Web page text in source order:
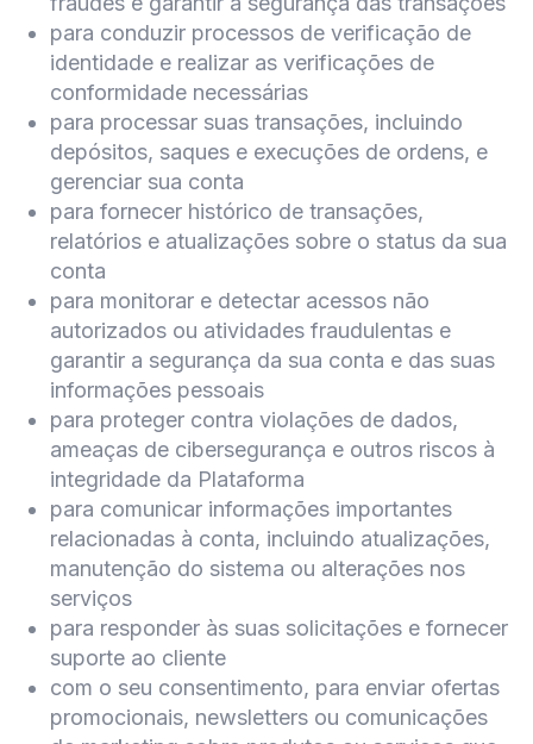
para conduzir processos de verificação de
identidade e realizar as verificações de
conformidade necessárias
para processar suas transações, incluindo
depósitos, saques e execuções de ordens, e
gerenciar sua conta
para fornecer histórico de transações,
relatórios e atualizações sobre o status da sua
conta
para monitorar e detectar acessos não
autorizados ou atividades fraudulentas e
garantir a segurança da sua conta e das suas
informações pessoais
para proteger contra violações de dados,
ameaças de cibersegurança e outros riscos à
integridade da Plataforma
para comunicar informações importantes
relacionadas à conta, incluindo atualizações,
manutenção do sistema ou alterações nos
serviços
para responder às suas solicitações e fornecer
suporte ao cliente
com o seu consentimento, para enviar ofertas
promocionais, newsletters ou comunicações